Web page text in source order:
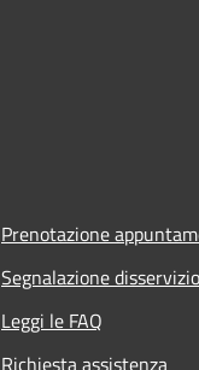
Prenotazione
Segnalazione disservizio
Leggi le FAQ
Richiesta assistenza